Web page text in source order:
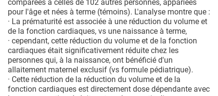
comparées à celles de 102 autres personnes, appariées
pour l'âge et nées à terme (témoins). L'analyse montre que :
· La prématurité est associée à une réduction du volume et
de la fonction cardiaques, vs une naissance à terme,
· cependant, cette réduction du volume et de la fonction
cardiaques était significativement réduite chez les
personnes qui, à la naissance, ont bénéficié d'un
allaitement maternel exclusif (vs formule pédiatrique).
· Cette réduction de la réduction du volume et de la
fonction cardiaques est directement dose dépendante avec